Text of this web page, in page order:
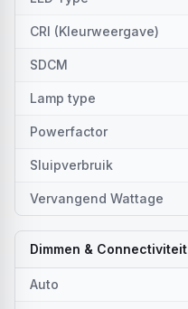
CRI (Kleurweergave)
SDCM
Lamp type
Powerfactor
Sluipverbruik
Vervangend Wattage
Dimmen & Connectiviteit
Auto